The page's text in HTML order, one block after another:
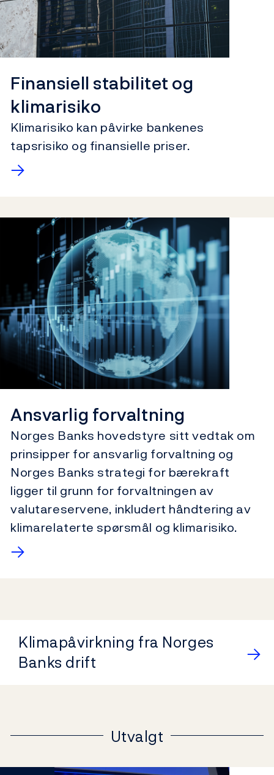
Finansiell stabilitet og
klimarisiko
Klimarisiko kan påvirke bankenes
tapsrisiko og finansielle priser.
→
Ansvarlig forvaltning
Norges Banks hovedstyre sitt vedtak om
prinsipper for ansvarlig forvaltning og
Norges Banks strategi for bærekraft
ligger til grunn for forvaltningen av
valutareservene, inkludert håndtering av
klimarelaterte spørsmål og klimarisiko.
→
Klimapåvirkning fra Norges
Banks drift
Utvalgt